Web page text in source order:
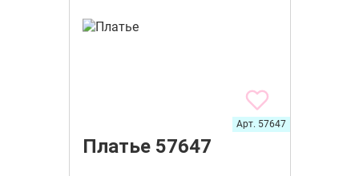
Платье 57647
Арт. 57647